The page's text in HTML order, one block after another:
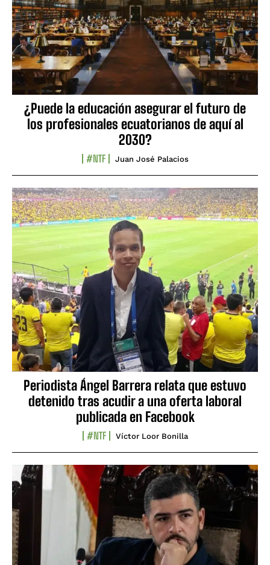
¿Puede la educación asegurar el futuro de
los profesionales ecuatorianos de aquí al
2030?
#NTF Juan José Palacios
Periodista Ángel Barrera relata que estuvo
detenido tras acudir a una oferta laboral
publicada en Facebook
#NTF Víctor Loor Bonilla